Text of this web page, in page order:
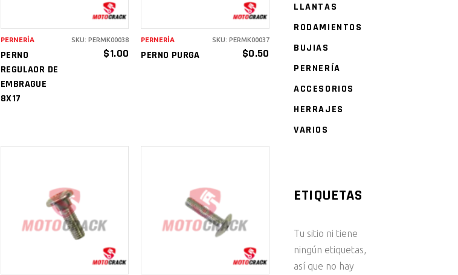
PERNO
REGULAOR DE
EMBRAGUE
8X17
$1.00
PERNERÍA SKU: PERMK00038
PERNO PURGA $0.50
PERNERÍA SKU: PERMK00037
AÑADIR AL
CARRITO
AÑADIR AL
CARRITO
LLANTAS
RODAMIENTOS
BUJIAS
PERNERÍA
ACCESORIOS
HERRAJES
VARIOS
ETIQUETAS
Tu sitio ni tiene
ningún etiquetas,
así que no hay